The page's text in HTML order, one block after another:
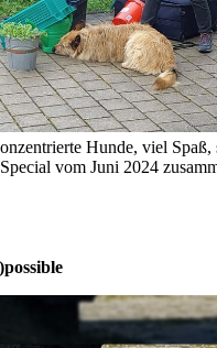
Hunde, viel Spaß,
vom Juni 2024